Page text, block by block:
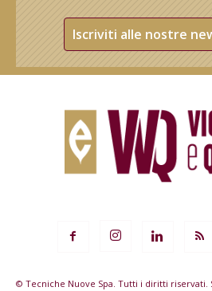
Iscriviti alle nostre
© Tecniche Nuove Spa. Tutti i diritti riservati.